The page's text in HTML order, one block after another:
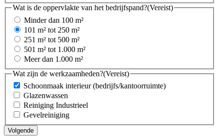
Wat is de oppervlakte van het bedrijfspand?(Vereist)
Minder dan 100 m²
101 m² tot 250 m²
251 m² tot 500 m²
501 m² tot 1.000 m²
Meer dan 1.000 m²
Wat zijn de werkzaamheden?(Vereist)
Schoonmaak interieur (bedrijfs/kantoorruimte)
Glazenwassen
Reiniging Industrieel
Gevelreiniging